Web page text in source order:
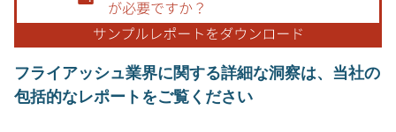
フライアッシュ業界に関する詳細な洞察は、当社の
包括的なレポートをご覧ください